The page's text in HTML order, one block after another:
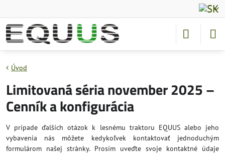
Úvod
Limitovaná séria november 2025 –
Cenník a konfigurácia
V prípade ďalších otázok k lesnému traktoru EQUUS alebo jeho
vybavenia nás môžete kedykoľvek kontaktovať jednoduchým
formulárom našej stránky. Prosím uveďte svoje kontaktné údaje